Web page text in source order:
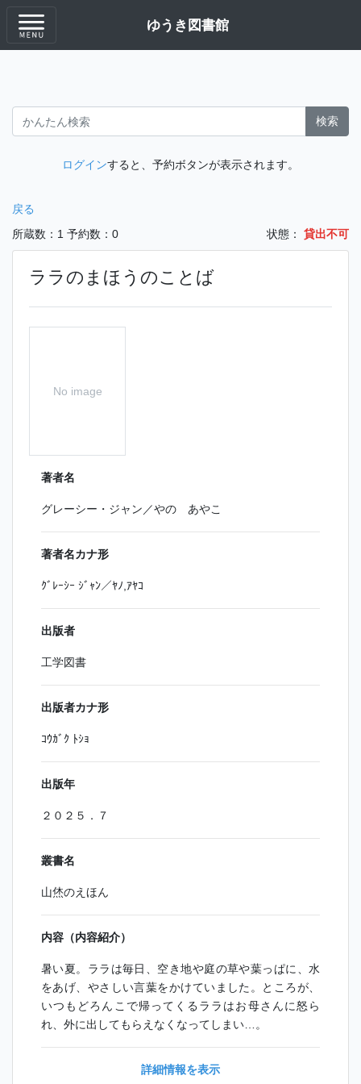
ゆうき図書館
検索
ログインすると、予約ボタンが表示されます。
戻る
所蔵数：1 予約数：0 状態： 貸出不可
ララのまほうのことば
No image
著者名
グレーシー・ジャン／やの あやこ
著者名カナ形
ｸﾞﾚｰｼｰ ｼﾞｬﾝ／ﾔﾉ,ｱﾔｺ
出版者
工学図書
出版者カナ形
ｺｳｶﾞｸ ﾄｼｮ
出版年
２０２５．７
叢書名
山烋のえほん
内容（内容紹介）
暑い夏。ララは毎日、空き地や庭の草や葉っぱに、水
をあげ、やさしい言葉をかけていました。ところが、
いつもどろんこで帰ってくるララはお母さんに怒ら
れ、外に出してもらえなくなってしまい…。
詳細情報を表示